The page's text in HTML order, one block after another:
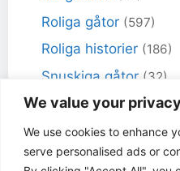
We value your privacy
We use cookies to enhance
serve personalised ads or
Roliga gåtor (597)
Roliga historier (186)
Snuskiga gåtor (32)
Snuskiga skämt(98)
Sportskämt (18)
Torra skämt (461)